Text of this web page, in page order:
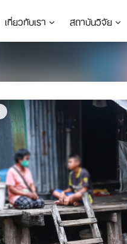
เกี่ยวกับเรา สถาบันวิจัย